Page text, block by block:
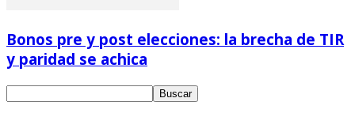
Bonos pre y post elecciones: la brecha de TIR
y paridad se achica